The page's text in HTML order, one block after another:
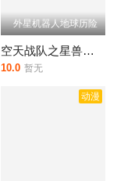
外星机器人地球历险
空天战队之星兽大战
10.0 暂无
动漫